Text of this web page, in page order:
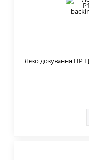
Лезо дозування HP